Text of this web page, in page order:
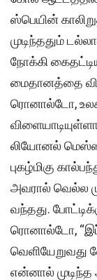
ஸ்பெயின்
முடிந்ததும்
நோக்கி
மைதானத்தை
ரொனால்டோ,
லியோனல்
புகழ்மிகு
அவரால் வெல்ல
வந்தது.
ரொனால்டோ,
வெளியேறுவது
என்னால்